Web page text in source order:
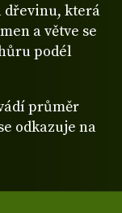
dřevinu, která
a větve se
podél
průměr
odkazuje na